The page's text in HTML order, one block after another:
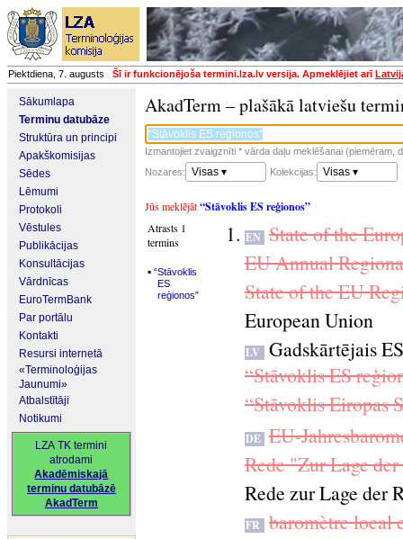
Piektdiena, 7. augusts Šī ir funkcionējoša termini.lza.lv versija. Apmeklējiet arī
Sākumlapa
Terminu datubāze
Struktūra un principi
Apakškomisijas
Sēdes
Lēmumi
Protokoli
Vēstules
Publikācijas
Konsultācijas
Vārdnīcas
EuroTermBank
Par portālu
Kontakti
Resursi internetā
«Terminoloģijas
Jaunumi»
Atbalstītāji
Notikumi
LZA TK termini
atrodami
Akadēmiskajā
terminu datubāzē
AkadTerm
AkadTerm – plašākā latviešu
Izmantojiet zvaigznīti * vārda daļu meklēšanai (piemēram,
Nozares:
Visas ▾ Kolekcijas: Visas ▾
Jūs meklējāt“Stāvoklis ES reģionos”
Atrasts 1
termins
▪ “Stāvoklis
ES
reģionos”
EN State of the
EU Annual
State of the EU
European Union
LV
Gadskārtējais
“Stāvoklis ES
“Stāvoklis Eiropas
DE EU-
Rede "Zur Lage
Rede zur Lage der
FR baromètre local